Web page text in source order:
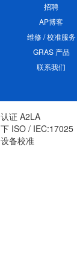
招聘
AP博客
维修 / 校准服务
GRAS 产品
联系我们
认证 A2LA
下 ISO / IEC:17025
设备校准